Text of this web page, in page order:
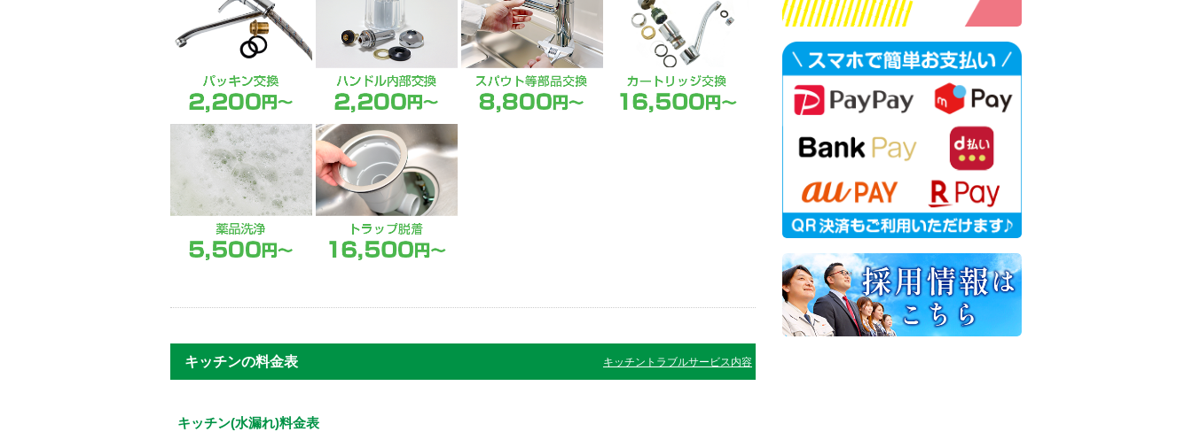
キッチンの料金表 キッチントラブルサービス内容
キッチン(水漏れ)料金表